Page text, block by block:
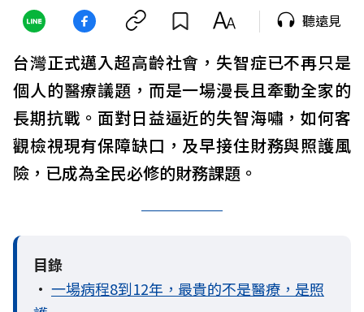
聽遠見
台灣正式邁入超高齡社會，失智症已不再只是
個人的醫療議題，而是一場漫長且牽動全家的
長期抗戰。面對日益逼近的失智海嘯，如何客
觀檢視現有保障缺口，及早接住財務與照護風
險，已成為全民必修的財務課題。
目錄
• 一場病程8到12年，最貴的不是醫療，是照